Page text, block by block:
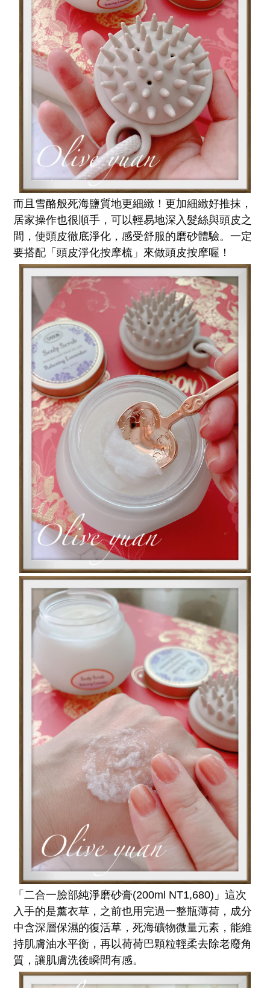
而且雪酪般死海鹽質地更細緻！更加細緻好推抹，
居家操作也很順手，可以輕易地深入髮絲與頭皮之
間，使頭皮徹底淨化，感受舒服的磨砂體驗。一定
要搭配「頭皮淨化按摩梳」來做頭皮按摩喔！
「二合一臉部純淨磨砂膏(200ml NT1,680)」這次
入手的是薰衣草，之前也用完過一整瓶薄荷，成分
中含深層保濕的復活草，死海礦物微量元素，能維
持肌膚油水平衡，再以荷荷巴顆粒輕柔去除老廢角
質，讓肌膚洗後瞬間有感。